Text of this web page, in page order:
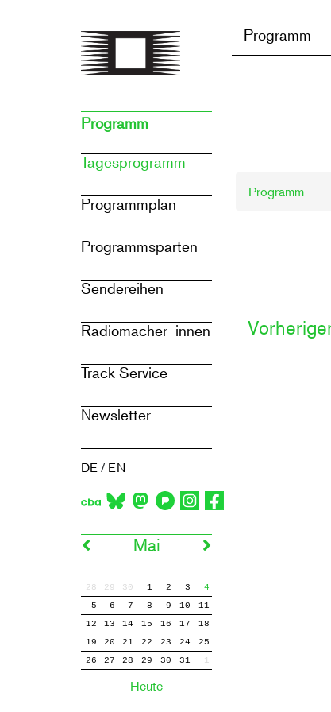
Programm
Programm
Tagesprogramm
Programmplan
Programmsparten
Sendereihen
Radiomacher_innen
Track Service
Newsletter
DE / EN
Mai
28 29 30 1 2 3
4
5
6 7 8 9 10
11
12
13 14 15 16 17
18
19
20 21 22 23 24
25
26
27 28 29 30 31 1
Heute
Programm